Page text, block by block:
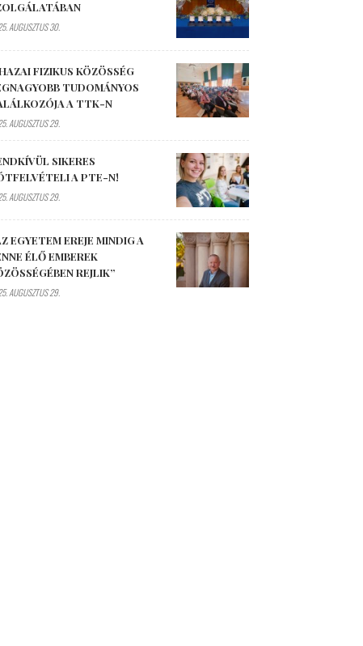
AUGUSZTUS 30.
FIZIKUS KÖZÖSSÉG
TUDOMÁNYOS
A TTK-N
AUGUSZTUS 29.
SIKERES
A PTE-N!
AUGUSZTUS 29.
EGYETEM EREJE MINDIG A
ÉLŐ EMBEREK
REJLIK”
AUGUSZTUS 29.